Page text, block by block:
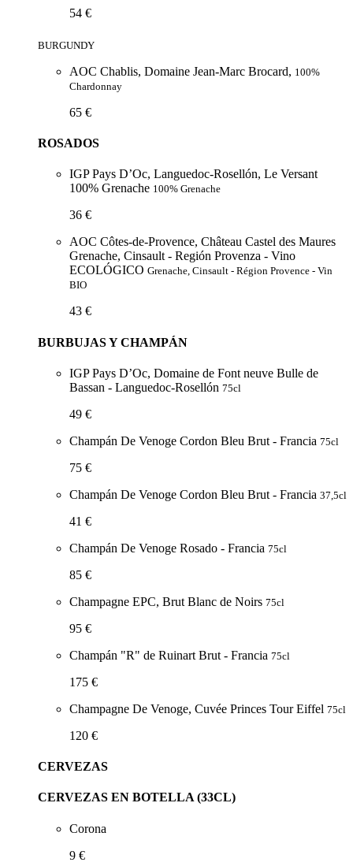
54 €
BURGUNDY
AOC Chablis, Domaine Jean-Marc Brocard, 100%
Chardonnay
65 €
ROSADOS
IGP Pays D’Oc, Languedoc-Rosellón, Le Versant
100% Grenache 100% Grenache
36 €
AOC Côtes-de-Provence, Château Castel des Maures
Grenache, Cinsault - Región Provenza - Vino
ECOLÓGICO Grenache, Cinsault - Région Provence - Vin
BIO
43 €
BURBUJAS Y CHAMPÁN
IGP Pays D’Oc, Domaine de Font neuve Bulle de
Bassan - Languedoc-Rosellón 75cl
49 €
Champán De Venoge Cordon Bleu Brut - Francia 75cl
75 €
Champán De Venoge Cordon Bleu Brut - Francia 37,5cl
41 €
Champán De Venoge Rosado - Francia 75cl
85 €
Champagne EPC, Brut Blanc de Noirs 75cl
95 €
Champán "R" de Ruinart Brut - Francia 75cl
175 €
Champagne De Venoge, Cuvée Princes Tour Eiffel 75cl
120 €
CERVEZAS
CERVEZAS EN BOTELLA (33CL)
Corona
9 €